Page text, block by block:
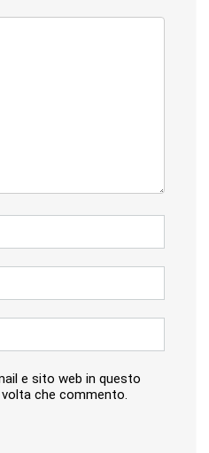
e sito web in questo
che commento.